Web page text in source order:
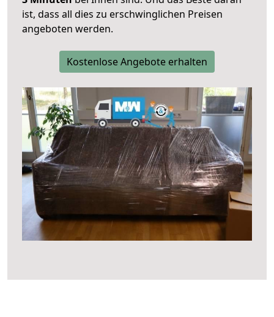
ist, dass all dies zu erschwinglichen Preisen
angeboten werden.
Kostenlose Angebote erhalten